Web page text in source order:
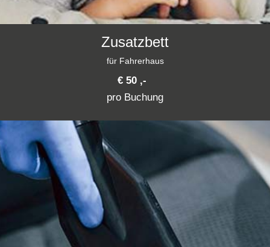
Zusatzbett
für Fahrerhaus
€ 50 ,-
pro Buchung